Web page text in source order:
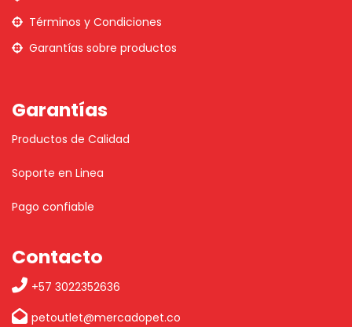
Términos y Condiciones
Garantías sobre productos
Garantías
Productos de Calidad
Soporte en Linea
Pago confiable
Contacto
+57 3022352636
petoutlet@mercadopet.co